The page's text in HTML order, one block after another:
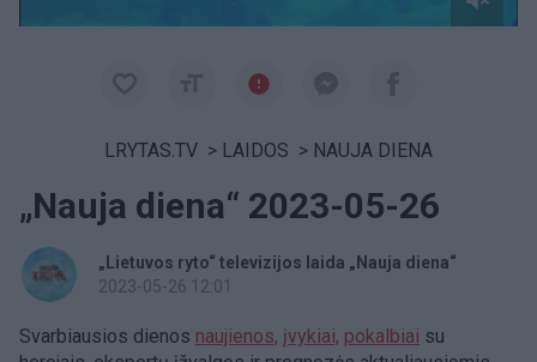
LRYTAS.TV > LAIDOS > NAUJA DIENA
„Nauja diena“ 2023-05-26
„Lietuvos ryto“ televizijos laida „Nauja diena“
2023-05-26 12:01
Svarbiausios dienos naujienos, įvykiai, pokalbiai su